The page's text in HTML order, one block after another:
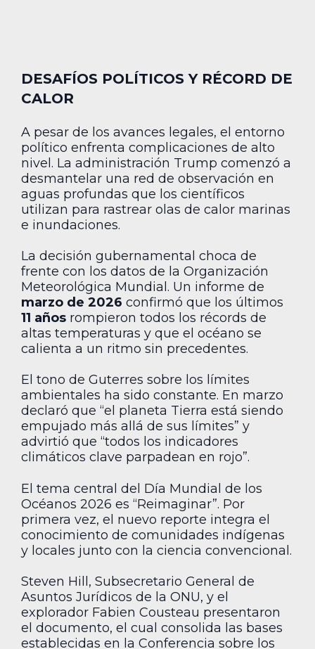
DESAFÍOS POLÍTICOS Y RÉCORD DE
CALOR
A pesar de los avances legales, el entorno
político enfrenta complicaciones de alto
nivel. La administración Trump comenzó a
desmantelar una red de observación en
aguas profundas que los científicos
utilizan para rastrear olas de calor marinas
e inundaciones.
La decisión gubernamental choca de
frente con los datos de la Organización
Meteorológica Mundial. Un informe de
marzo de 2026 confirmó que los últimos
11 años rompieron todos los récords de
altas temperaturas y que el océano se
calienta a un ritmo sin precedentes.
El tono de Guterres sobre los límites
ambientales ha sido constante. En marzo
declaró que “el planeta Tierra está siendo
empujado más allá de sus límites” y
advirtió que “todos los indicadores
climáticos clave parpadean en rojo”.
El tema central del Día Mundial de los
Océanos 2026 es “Reimaginar”. Por
primera vez, el nuevo reporte integra el
conocimiento de comunidades indígenas
y locales junto con la ciencia convencional.
Steven Hill, Subsecretario General de
Asuntos Jurídicos de la ONU, y el
explorador Fabien Cousteau presentaron
el documento, el cual consolida las bases
establecidas en la Conferencia sobre los